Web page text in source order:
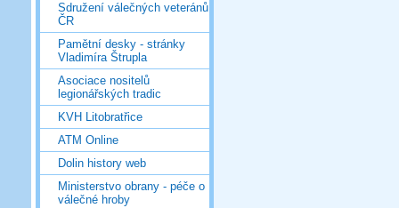
Sdružení válečných veteránů
ČR
Pamětní desky - stránky
Vladimíra Štrupla
Asociace nositelů
legionářských tradic
KVH Litobratřice
ATM Online
Dolin history web
Ministerstvo obrany - péče o
válečné hroby